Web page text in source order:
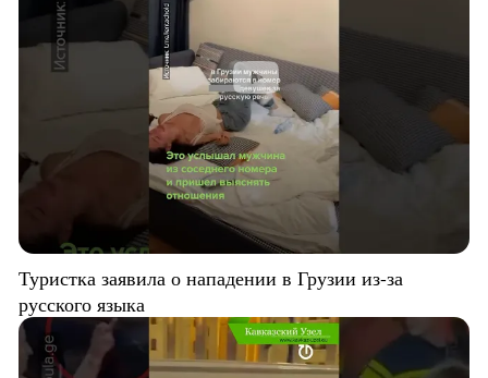
Туристка заявила о нападении в Грузии из-за
русского языка